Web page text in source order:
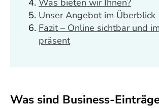
Unser Angebot im Überblick
Fazit – Online sichtbar und
präsent
Was sind Business-